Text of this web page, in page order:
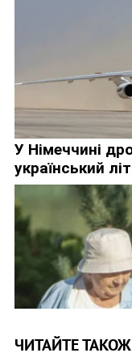
ЧИТАЙТЕ ТАКОЖ